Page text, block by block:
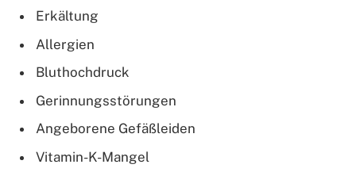
Erkältung
Allergien
Bluthochdruck
Gerinnungsstörungen
Angeborene Gefäßleiden
Vitamin-K-Mangel